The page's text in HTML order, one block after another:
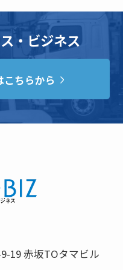
・ビジネス
ちらから
19 赤坂TOタマビル